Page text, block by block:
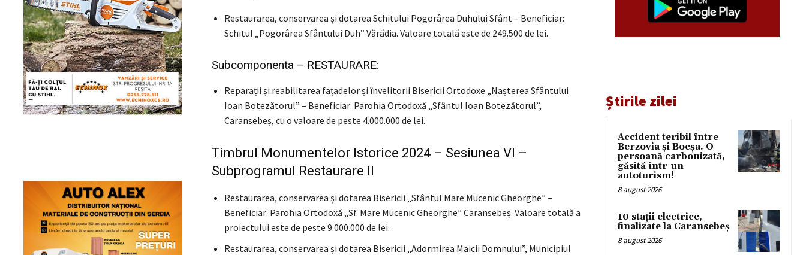
Restaurarea, conservarea și dotarea Schitului Pogorârea Duhului Sfânt – Beneficiar:
Schitul „Pogorârea Sfântului Duh” Vărădia. Valoare totală este de 249.500 de lei.
Subcomponenta – RESTAURARE:
Reparații și reabilitarea fațadelor și învelitorii Bisericii Ortodoxe „Nașterea Sfântului
Ioan Botezătorul” – Beneficiar: Parohia Ortodoxă „Sfântul Ioan Botezătorul”,
Caransebeș, cu o valoare de peste 4.000.000 de lei.
Timbrul Monumentelor Istorice 2024 – Sesiunea VI –
Subprogramul Restaurare II
Restaurarea, conservarea și dotarea Bisericii „Sfântul Mare Mucenic Gheorghe” –
Beneficiar: Parohia Ortodoxă „Sf. Mare Mucenic Gheorghe” Caransebeș. Valoare totală a
proiectului este de peste 9.000.000 de lei.
Restaurarea, conservarea și dotarea Bisericii „Adormirea Maicii Domnului”, Municipiul
Știrile zilei
Accident teribil între
Berzovia și Bocșa. O
persoană carbonizată,
găsită într-un
autoturism!
8 august 2026
10 stații electrice,
finalizate la Caransebeș
8 august 2026